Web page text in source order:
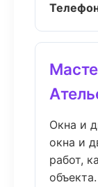
Окна и
окна и
работ,